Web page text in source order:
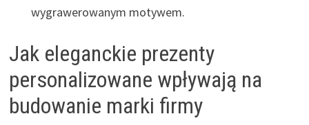
wygrawerowanym motywem.
Jak eleganckie prezenty
personalizowane wpływają na
budowanie marki firmy